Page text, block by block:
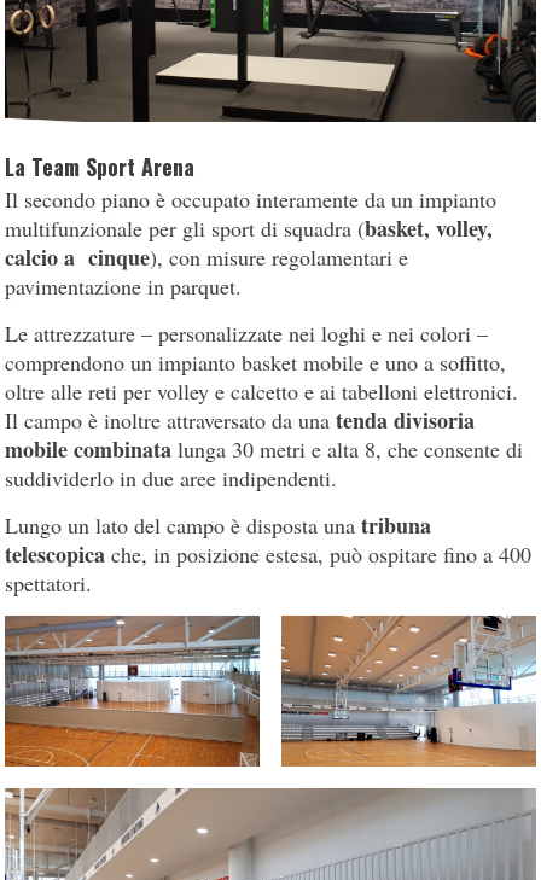
La Team Sport Arena
Il secondo piano è occupato interamente da un impianto
multifunzionale per gli sport di squadra (basket, volley,
calcio a cinque), con misure regolamentari e
pavimentazione in parquet.
Le attrezzature – personalizzate nei loghi e nei colori –
comprendono un impianto basket mobile e uno a soffitto,
oltre alle reti per volley e calcetto e ai tabelloni elettronici.
Il campo è inoltre attraversato da unatenda divisoria
mobile combinata lunga 30 metri e alta 8, che consente di
suddividerlo in due aree indipendenti.
Lungo un lato del campo è disposta unatribuna
telescopica che, in posizione estesa, può ospitare fino a 400
spettatori.